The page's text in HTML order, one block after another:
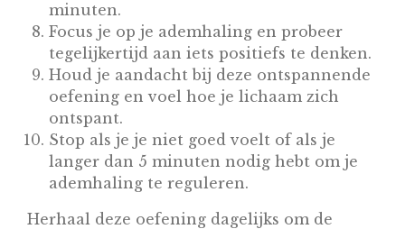
minuten.
Focus je op je ademhaling en probeer
tegelijkertijd aan iets positiefs te denken.
Houd je aandacht bij deze ontspannende
oefening en voel hoe je lichaam zich
ontspant.
Stop als je je niet goed voelt of als je
langer dan 5 minuten nodig hebt om je
ademhaling te reguleren.
Herhaal deze oefening dagelijks om de